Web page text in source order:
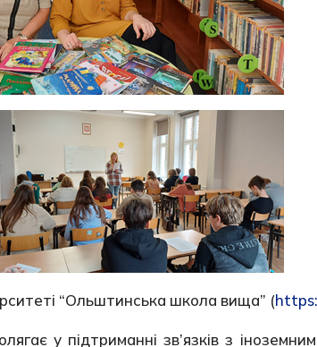
“Ольштинська школа вища” (
у підтриманні зв’язків з